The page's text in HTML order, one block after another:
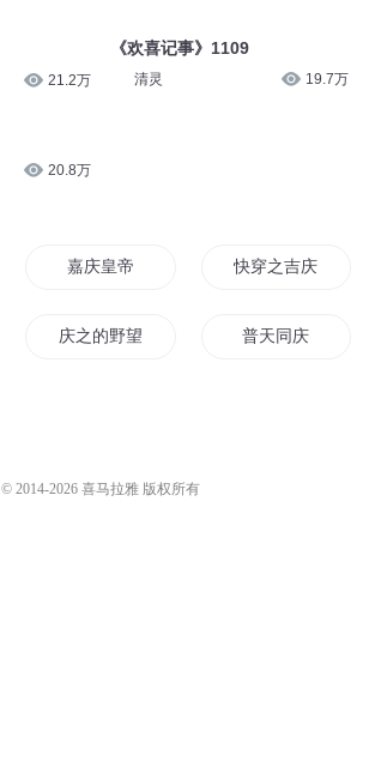
21.2万
20.8万
《欢喜记事》1109
清灵 19.7万
嘉庆皇帝 快穿之吉庆有余
庆之的野望 普天同庆
© 2014-2026 喜马拉雅 版权所有